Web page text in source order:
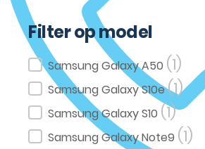
Filter op model
Filter op model
Samsung Galaxy A50 (1)
Samsung Galaxy S10e(1)
Samsung Galaxy S10 (1)
Samsung Galaxy Note9 (1)